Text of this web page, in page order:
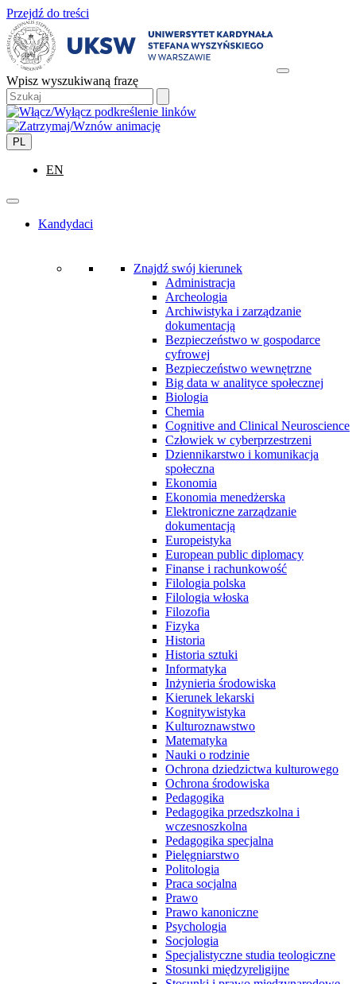
Przejdź do treści
Wpisz wyszukiwaną frazę
PL
EN
Kandydaci
Znajdź swój kierunek
Administracja
Archeologia
Archiwistyka i zarządzanie
dokumentacją
Bezpieczeństwo w gospodarce
cyfrowej
Bezpieczeństwo wewnętrzne
Big data w analityce społecznej
Biologia
Chemia
Cognitive and Clinical Neuroscience
Człowiek w cyberprzestrzeni
Dziennikarstwo i komunikacja
społeczna
Ekonomia
Ekonomia menedżerska
Elektroniczne zarządzanie
dokumentacją
Europeistyka
European public diplomacy
Finanse i rachunkowość
Filologia polska
Filologia włoska
Filozofia
Fizyka
Historia
Historia sztuki
Informatyka
Inżynieria środowiska
Kierunek lekarski
Kognitywistyka
Kulturoznawstwo
Matematyka
Nauki o rodzinie
Ochrona dziedzictwa kulturowego
Ochrona środowiska
Pedagogika
Pedagogika przedszkolna i
wczesnoszkolna
Pedagogika specjalna
Pielęgniarstwo
Politologia
Praca socjalna
Prawo
Prawo kanoniczne
Psychologia
Socjologia
Specjalistyczne studia teologiczne
Stosunki międzyreligijne